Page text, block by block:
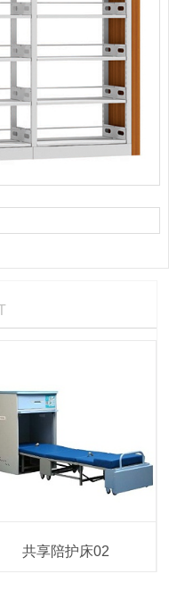
共享陪护床02